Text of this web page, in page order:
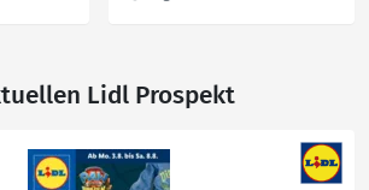
Lidl Prospekt